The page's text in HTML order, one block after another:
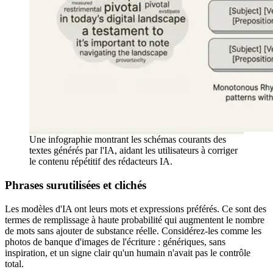
Une infographie montrant les schémas courants des
textes générés par l'IA, aidant les utilisateurs à corriger
le contenu répétitif des rédacteurs IA.
Phrases surutilisées et clichés
Les modèles d'IA ont leurs mots et expressions préférés. Ce sont des
termes de remplissage à haute probabilité qui augmentent le nombre
de mots sans ajouter de substance réelle. Considérez-les comme les
photos de banque d'images de l'écriture : génériques, sans
inspiration, et un signe clair qu'un humain n'avait pas le contrôle
total.